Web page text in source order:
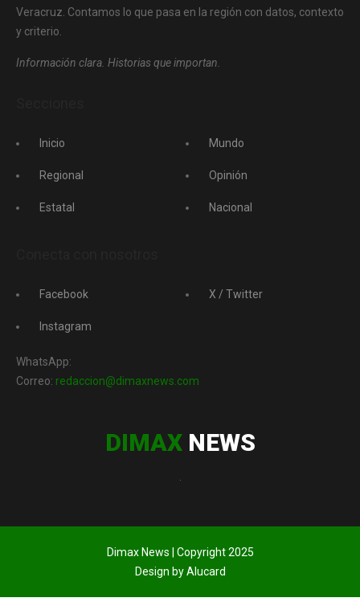
Veracruz. Contamos lo que pasa en la región con datos, contexto
y criterio.
Información clara. Historias que importan.
Inicio
Regional
Estatal
Mundo
Opinión
Nacional
Facebook
Instagram
X / Twitter
WhatsApp:
Correo: redaccion@dimaxnews.com
DIMAXNEWS
Dimax News | Copyright 2025
Design by Alucard